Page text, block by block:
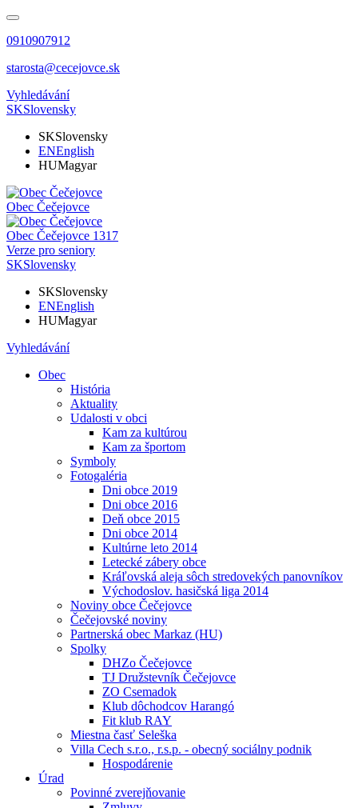
0910907912
starosta@cecejovce.sk
Vyhledávání
SKSlovensky
SKSlovensky
ENEnglish
HUMagyar
Obec Čečejovce
Obec Čečejovce 1317
Verze pro seniory
SKSlovensky
SKSlovensky
ENEnglish
HUMagyar
Vyhledávání
Obec
História
Aktuality
Udalosti v obci
Kam za kultúrou
Kam za športom
Symboly
Fotogaléria
Dni obce 2019
Dni obce 2016
Deň obce 2015
Dni obce 2014
Kultúrne leto 2014
Letecké zábery obce
Kráľovská aleja sôch stredovekých panovníkov
Východoslov. hasičská liga 2014
Noviny obce Čečejovce
Čečejovské noviny
Partnerská obec Markaz (HU)
Spolky
DHZo Čečejovce
TJ Družstevník Čečejovce
ZO Csemadok
Klub dôchodcov Harangó
Fit klub RAY
Miestna časť Seleška
Villa Cech s.r.o., r.s.p. - obecný sociálny podnik
Hospodárenie
Úrad
Povinné zverejňovanie